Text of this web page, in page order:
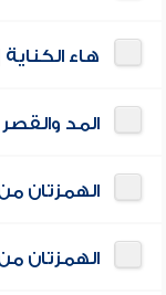
هاء الكناية
المد والقصر
الهمزتان
الهمزتان